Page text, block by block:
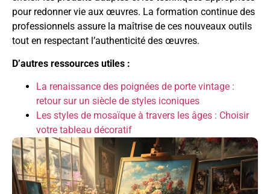
pour redonner vie aux œuvres. La formation continue des
professionnels assure la maîtrise de ces nouveaux outils
tout en respectant l’authenticité des œuvres.
D’autres ressources utiles :
La renaissance des poignées de porte vintage :
retour sur un siècle de styles iconiques
Les styles de mosaïque à travers les âges : Choisir
votre tableau décoratif